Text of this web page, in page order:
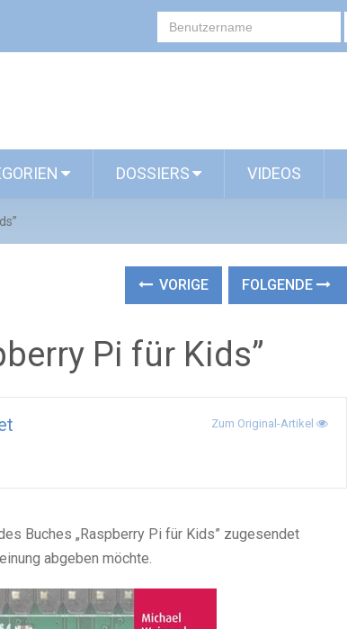
DOSSIERS VIDEOS
VORIGE FOLGENDE
Pi für Kids”
Zum Original-Artikel
Buches „Raspberry Pi für Kids” zugesendet
abgeben möchte.